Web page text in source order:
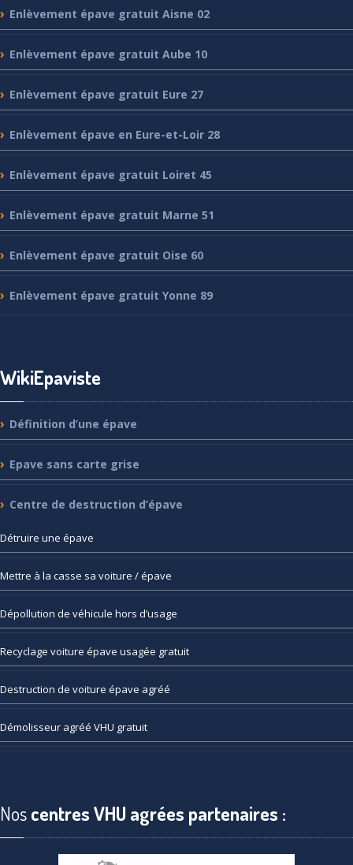
Enlèvement épave gratuit Aisne 02
Enlèvement épave gratuit Aube 10
Enlèvement épave gratuit Eure 27
Enlèvement épave en Eure-et-Loir 28
Enlèvement épave gratuit Loiret 45
Enlèvement épave gratuit Marne 51
Enlèvement épave gratuit Oise 60
Enlèvement épave gratuit Yonne 89
WikiEpaviste
Définition d’une épave
Epave sans carte grise
Centre de destruction d’épave
Détruire une épave
Mettre à la casse sa voiture / épave
Dépollution de véhicule hors d’usage
Recyclage voiture épave usagée gratuit
Destruction de voiture épave agréé
Démolisseur agréé VHU gratuit
Noscentres VHU agrées partenaires :